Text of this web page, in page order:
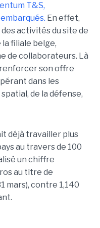
T&S,
En effet,
activités du site de
la filiale belge,
de collaborateurs. Là
son offre
dans les
de la défense,
déjà travailler plus
au travers de 100
un chiffre
au titre de
mars), contre 1,140